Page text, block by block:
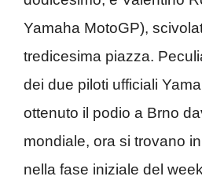
Yamaha MotoGP),
tredicesima piazza.
dei due piloti ufficiali
ottenuto il podio a Brno
mondiale, ora si trovano
nella fase iniziale del